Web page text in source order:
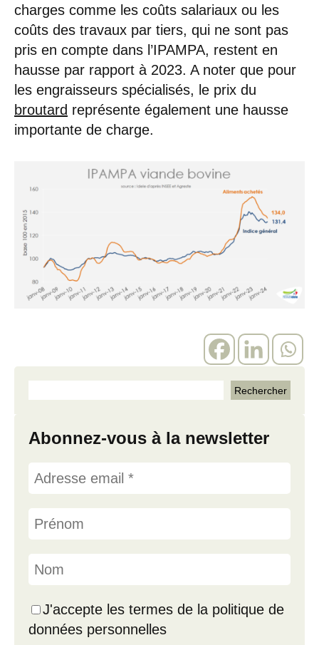
charges comme les coûts salariaux ou les
coûts des travaux par tiers, qui ne sont pas
pris en compte dans l’IPAMPA, restent en
hausse par rapport à 2023. A noter que pour
les engraisseurs spécialisés, le prix du
broutard représente également une hausse
importante de charge.
Abonnez-vous à la newsletter
J'accepte les termes de la politique de
données personnelles